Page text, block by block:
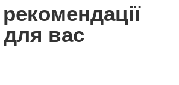
для вас